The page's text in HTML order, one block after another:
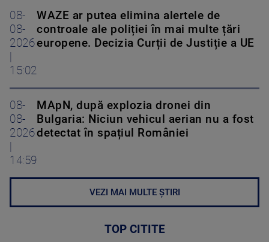
08-
08-
2026
15:02
WAZE ar putea elimina alertele de
controale ale poliției în mai multe țări
europene. Decizia Curții de Justiție a UE
08-
08-
2026
14:59
MApN, după explozia dronei din
Bulgaria: Niciun vehicul aerian nu a fost
detectat în spațiul României
VEZI MAI MULTE ȘTIRI
TOP CITITE